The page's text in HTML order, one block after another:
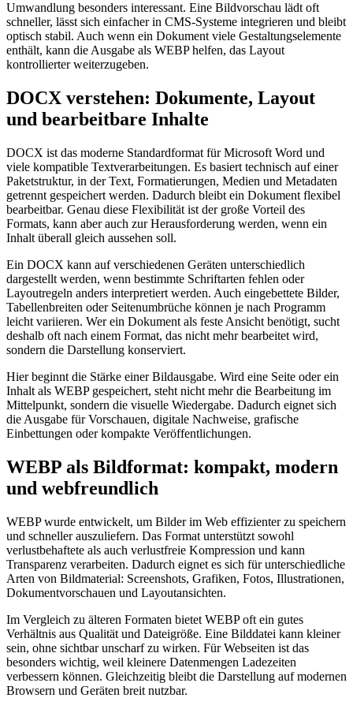
Umwandlung besonders interessant. Eine Bildvorschau lädt oft
schneller, lässt sich einfacher in CMS-Systeme integrieren und bleibt
optisch stabil. Auch wenn ein Dokument viele Gestaltungselemente
enthält, kann die Ausgabe als WEBP helfen, das Layout
kontrollierter weiterzugeben.
DOCX verstehen: Dokumente, Layout
und bearbeitbare Inhalte
DOCX ist das moderne Standardformat für Microsoft Word und
viele kompatible Textverarbeitungen. Es basiert technisch auf einer
Paketstruktur, in der Text, Formatierungen, Medien und Metadaten
getrennt gespeichert werden. Dadurch bleibt ein Dokument flexibel
bearbeitbar. Genau diese Flexibilität ist der große Vorteil des
Formats, kann aber auch zur Herausforderung werden, wenn ein
Inhalt überall gleich aussehen soll.
Ein DOCX kann auf verschiedenen Geräten unterschiedlich
dargestellt werden, wenn bestimmte Schriftarten fehlen oder
Layoutregeln anders interpretiert werden. Auch eingebettete Bilder,
Tabellenbreiten oder Seitenumbrüche können je nach Programm
leicht variieren. Wer ein Dokument als feste Ansicht benötigt, sucht
deshalb oft nach einem Format, das nicht mehr bearbeitet wird,
sondern die Darstellung konserviert.
Hier beginnt die Stärke einer Bildausgabe. Wird eine Seite oder ein
Inhalt als WEBP gespeichert, steht nicht mehr die Bearbeitung im
Mittelpunkt, sondern die visuelle Wiedergabe. Dadurch eignet sich
die Ausgabe für Vorschauen, digitale Nachweise, grafische
Einbettungen oder kompakte Veröffentlichungen.
WEBP als Bildformat: kompakt, modern
und webfreundlich
WEBP wurde entwickelt, um Bilder im Web effizienter zu speichern
und schneller auszuliefern. Das Format unterstützt sowohl
verlustbehaftete als auch verlustfreie Kompression und kann
Transparenz verarbeiten. Dadurch eignet es sich für unterschiedliche
Arten von Bildmaterial: Screenshots, Grafiken, Fotos, Illustrationen,
Dokumentvorschauen und Layoutansichten.
Im Vergleich zu älteren Formaten bietet WEBP oft ein gutes
Verhältnis aus Qualität und Dateigröße. Eine Bilddatei kann kleiner
sein, ohne sichtbar unscharf zu wirken. Für Webseiten ist das
besonders wichtig, weil kleinere Datenmengen Ladezeiten
verbessern können. Gleichzeitig bleibt die Darstellung auf modernen
Browsern und Geräten breit nutzbar.